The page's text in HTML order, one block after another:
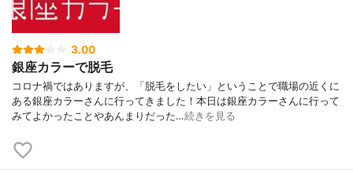
3.00
銀座カラーで脱毛
コロナ禍ではありますが、「脱毛をしたい」ということで職場の近くに
ある銀座カラーさんに行ってきました！本日は銀座カラーさんに行って
みてよかったことやあんまりだった…続きを見る